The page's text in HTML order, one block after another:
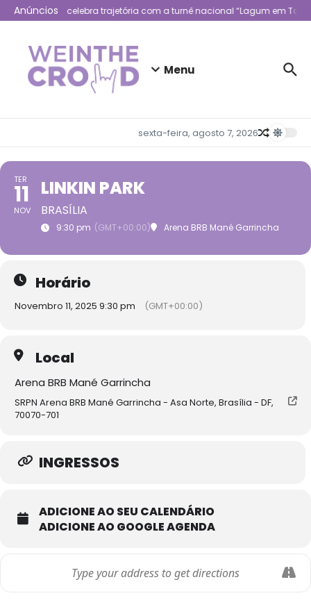
Ir para o conteúdo
Anúncios
Lagum celebra trajetória com a turnê nacional “Lagum em Todo
Menu
sexta-feira, agosto 7, 2026
TER
11
NOV
LINKIN PARK
BRASÍLIA
9:30 pm (GMT+00:00) Arena BRB Mané Garrincha
Horário
Novembro 11, 2025 9:30 pm (GMT+00:00)
Local
Arena BRB Mané Garrincha
SRPN Arena BRB Mané Garrincha - Asa Norte, Brasília - DF,
70070-701
INGRESSOS
ADICIONE AO SEU CALENDÁRIO
ADICIONE AO GOOGLE AGENDA